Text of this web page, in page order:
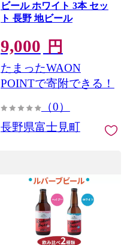
ビール ホワイト 3本 セッ
ト 長野 地ビール
9,000 円
たまったWAON
POINTで寄附できる！
（0）
長野県富士見町